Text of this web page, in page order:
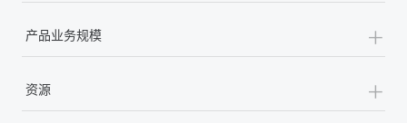
产品业务规模 +
资源 +